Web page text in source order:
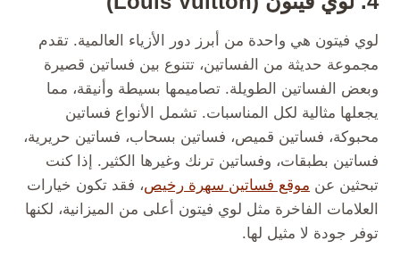
لوي فيتون هي واحدة من أبرز دور الأزياء العالمية. تقدم
مجموعة حديثة من الفساتين، تتنوع بين فساتين قصيرة
وبعض الفساتين الطويلة. تصاميمها بسيطة وأنيقة، مما
يجعلها مثالية لكل المناسبات. تشمل الأنواع فساتين
محبوكة، فساتين قميص، فساتين بسحاب، فساتين حريرية،
فساتين بطبقات، وفساتين ترنك وغيرها الكثير. إذا كنت
تبحثين عن موقع فساتين سهرة رخيص، فقد تكون خيارات
العلامات الفاخرة مثل لوي فيتون أعلى من الميزانية، لكنها
توفر جودة لا مثيل لها.